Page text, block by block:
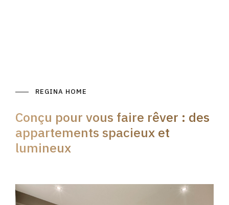
REGINA HOME
Conçu pour vous faire rêver : des
appartements spacieux et
lumineux